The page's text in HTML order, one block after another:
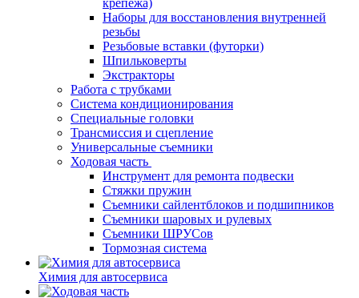
крепежа)
Наборы для восстановления внутренней
резьбы
Резьбовые вставки (футорки)
Шпильковерты
Экстракторы
Работа с трубками
Система кондиционирования
Специальные головки
Трансмиссия и сцепление
Универсальные съемники
Ходовая часть
Инструмент для ремонта подвески
Стяжки пружин
Съемники сайлентблоков и подшипников
Съемники шаровых и рулевых
Съемники ШРУСов
Тормозная система
Химия для автосервиса